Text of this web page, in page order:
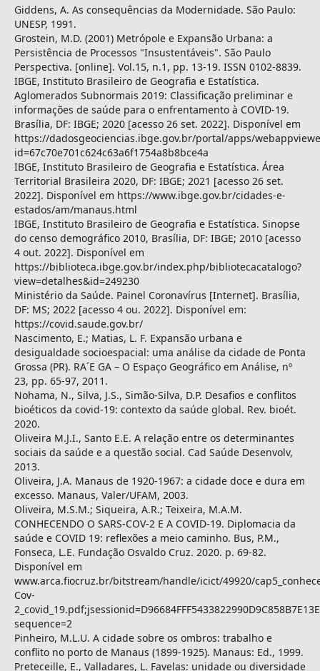
Giddens, A. As consequências da Modernidade. São Paulo:
UNESP, 1991.
Grostein, M.D. (2001) Metrópole e Expansão Urbana: a
Persistência de Processos "Insustentáveis". São Paulo
Perspectiva. [online]. Vol.15, n.1, pp. 13-19. ISSN 0102-8839.
IBGE, Instituto Brasileiro de Geografia e Estatística.
Aglomerados Subnormais 2019: Classificação preliminar e
informações de saúde para o enfrentamento à COVID-19.
Brasília, DF: IBGE; 2020 [acesso 26 set. 2022]. Disponível em
https://dadosgeociencias.ibge.gov.br/portal/apps/
id=67c70e701c624c63a6f1754a8b8bce4a
IBGE, Instituto Brasileiro de Geografia e Estatística. Área
Territorial Brasileira 2020, DF: IBGE; 2021 [acesso 26 set.
2022]. Disponível em https://www.ibge.gov.br/cidades-e-
estados/am/manaus.html
IBGE, Instituto Brasileiro de Geografia e Estatística. Sinopse
do censo demográfico 2010, Brasília, DF: IBGE; 2010 [acesso
4 out. 2022]. Disponível em
https://biblioteca.ibge.gov.br/index.php/bibliotecacatalogo?
view=detalhes&id=249230
Ministério da Saúde. Painel Coronavírus [Internet]. Brasília,
DF: MS; 2022 [acesso 4 ou. 2022]. Disponível em:
https://covid.saude.gov.br/
Nascimento, E.; Matias, L. F. Expansão urbana e
desigualdade socioespacial: uma análise da cidade de Ponta
Grossa (PR). RA´E GA – O Espaço Geográfico em Análise, nº
23, pp. 65-97, 2011.
Nohama, N., Silva, J.S., Simão-Silva, D.P. Desafios e conflitos
bioéticos da covid-19: contexto da saúde global. Rev. bioét.
2020.
Oliveira M.J.I., Santo E.E. A relação entre os determinantes
sociais da saúde e a questão social. Cad Saúde Desenvolv,
2013.
Oliveira, J.A. Manaus de 1920-1967: a cidade doce e dura em
excesso. Manaus, Valer/UFAM, 2003.
Oliveira, M.S.M.; Siqueira, A.R.; Teixeira, M.A.M.
CONHECENDO O SARS-COV-2 E A COVID-19. Diplomacia da
saúde e COVID 19: reflexões a meio caminho. Bus, P.M.,
Fonseca, L.E. Fundação Osvaldo Cruz. 2020. p. 69-82.
Disponível em
www.arca.fiocruz.br/bitstream/handle/icict/49920/
Cov-
sequence=2
Pinheiro, M.L.U. A cidade sobre os ombros: trabalho e
conflito no porto de Manaus (1899-1925). Manaus: Ed., 1999.
Preteceille, E., Valladares, L. Favelas: unidade ou diversidade